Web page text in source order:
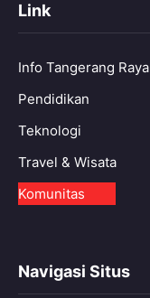
Link
Info Tangerang Raya
Pendidikan
Teknologi
Travel & Wisata
Komunitas
Navigasi Situs